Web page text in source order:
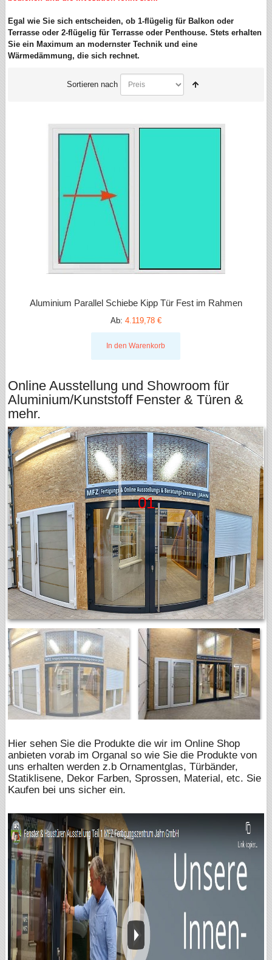
Egal wie Sie sich entscheiden, ob 1-flügelig für Balkon oder
Terrasse oder 2-flügelig für Terrasse oder Penthouse. Stets erhalten
Sie ein Maximum an modernster Technik und eine
Wärmedämmung, die sich rechnet.
Sortieren nach
Aluminium Parallel Schiebe Kipp Tür Fest im Rahmen
Ab: 4.119,78 €
In den Warenkorb
Online Ausstellung und Showroom für
Aluminium/Kunststoff Fenster & Türen &
mehr.
01
Hier sehen Sie die Produkte die wir im Online Shop
anbieten vorab im Organal so wie Sie die Produkte von
uns erhalten werden z.b Ornamentglas, Türbänder,
Statiklisene, Dekor Farben, Sprossen, Material, etc. Sie
Kaufen bei uns sicher ein.